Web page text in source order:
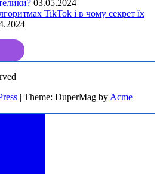
03.05.2024
TikTok і в чому секрет їх
| Theme: DuperMag by Acme